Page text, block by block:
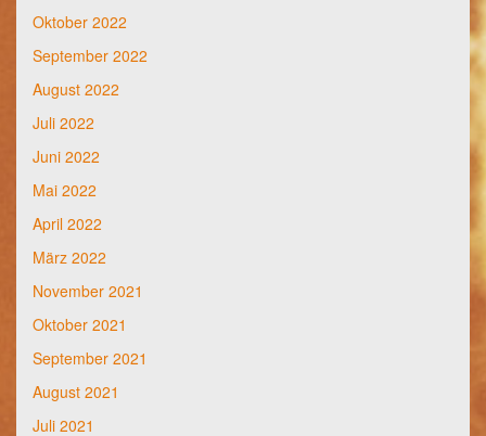
Oktober 2022
September 2022
August 2022
Juli 2022
Juni 2022
Mai 2022
April 2022
März 2022
November 2021
Oktober 2021
September 2021
August 2021
Juli 2021